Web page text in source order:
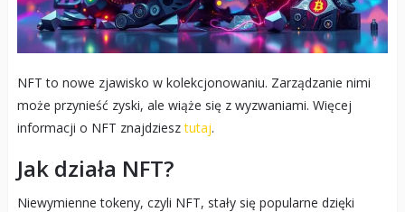
NFT to nowe zjawisko w kolekcjonowaniu. Zarządzanie nimi
może przynieść zyski, ale wiąże się z wyzwaniami. Więcej
informacji o NFT znajdziesztutaj.
Jak działa NFT?
Niewymienne tokeny, czyli NFT, stały się popularne dzięki